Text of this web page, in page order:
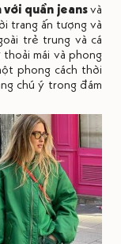
với quần jeansvà
trang ấn tượng và
trẻ trung và cá
mái và phong
phong cách thời
chú ý trong đám